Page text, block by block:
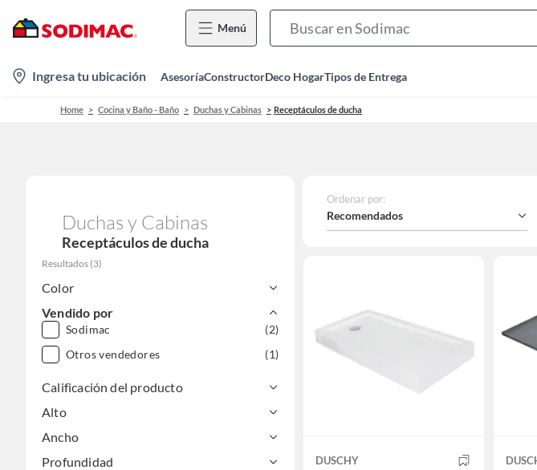
Menú
Bar
location-
icon
Ingresa tu ubicación AsesoríaConstructorDeco HogarTipos de Entrega
Home Cocina y Baño - Baño Duchas y Cabinas Receptáculos de ducha
Duchas y Cabinas
Receptáculos de ducha
Resultados (3)
Color
Vendido por
Sodimac
(2)
Otros vendedores
(1)
Calificación del producto
Alto
Ancho
Profundidad
Ordenar por:
Recomendados
DUSCHY